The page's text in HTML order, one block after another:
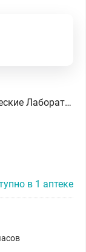
Дерматологические Лаборатории УРЬЯЖ
в 1 аптеке